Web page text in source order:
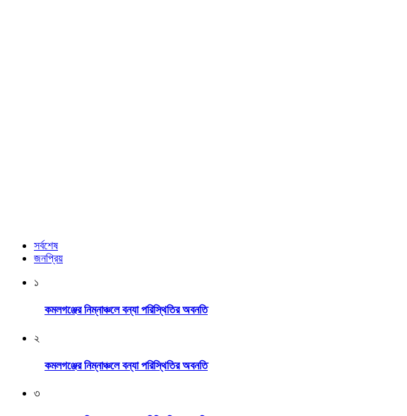
সর্বশেষ
জনপ্রিয়
১
কমলগঞ্জের নিম্নাঞ্চলে বন্যা পরিস্থিতির অবনতি
২
কমলগঞ্জের নিম্নাঞ্চলে বন্যা পরিস্থিতির অবনতি
৩